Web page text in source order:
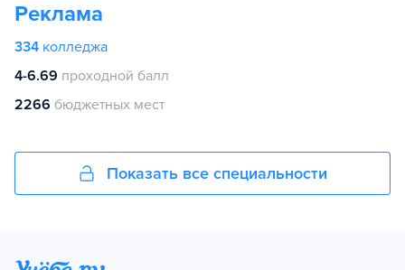
Реклама
334 колледжа
4-6.69 проходной балл
2266 бюджетных мест
Показать все специальности